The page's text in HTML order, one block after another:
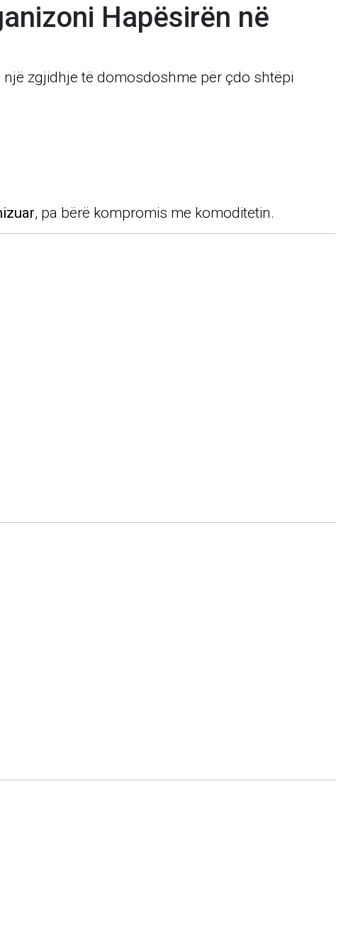
Hapësirën në
një zgjidhje të domosdoshme për çdo shtëpi
, pa bërë kompromis me komoditetin.